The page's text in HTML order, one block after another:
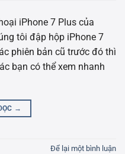
iPhone 7 Plus của
tôi đập hộp iPhone 7
phiên bản cũ trước đó thì
bạn có thể xem nhanh
→
Để lại một bình luận